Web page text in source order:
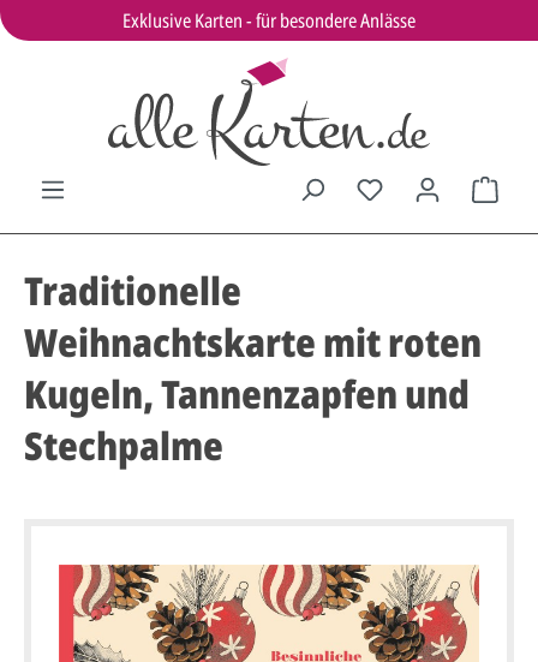
Exklusive Karten - für besondere Anlässe
Traditionelle
Weihnachtskarte mit roten
Kugeln, Tannenzapfen und
Stechpalme